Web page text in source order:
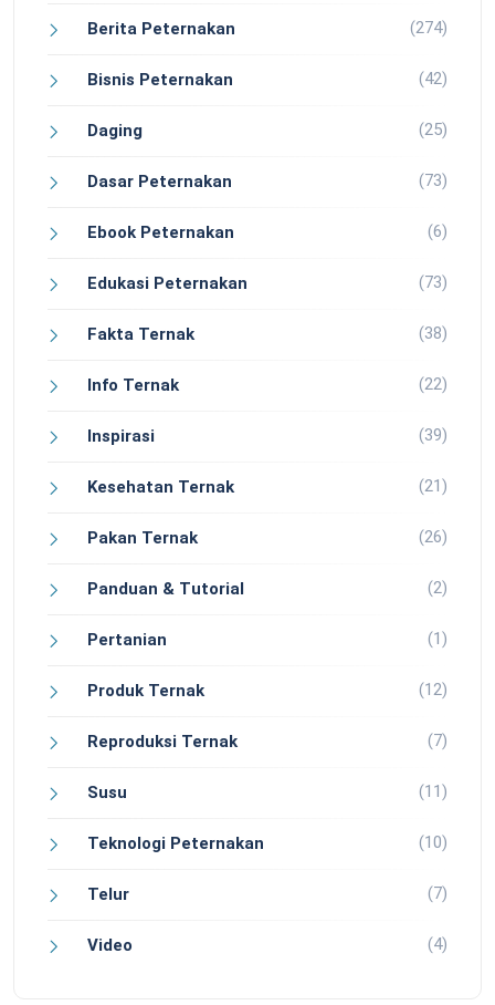
Berita Peternakan (274)
Bisnis Peternakan (42)
Daging (25)
Dasar Peternakan (73)
Ebook Peternakan (6)
Edukasi Peternakan (73)
Fakta Ternak (38)
Info Ternak (22)
Inspirasi (39)
Kesehatan Ternak (21)
Pakan Ternak (26)
Panduan & Tutorial (2)
Pertanian (1)
Produk Ternak (12)
Reproduksi Ternak (7)
Susu (11)
Teknologi Peternakan (10)
Telur (7)
Video (4)